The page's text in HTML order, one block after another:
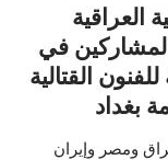
العراقية
في
القتالية
بغداد
ومصر وإيران